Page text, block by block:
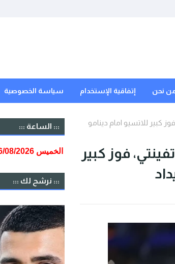
نحن إتفاقية الإستخدام سياسة الخصوصية
كبير للاتسيو امام دينامو
فوز كبير
::: الساعة :::
::: نرشح لك :::